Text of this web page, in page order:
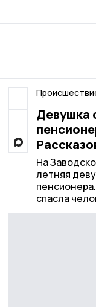
Девушка
На
летняя
спасла